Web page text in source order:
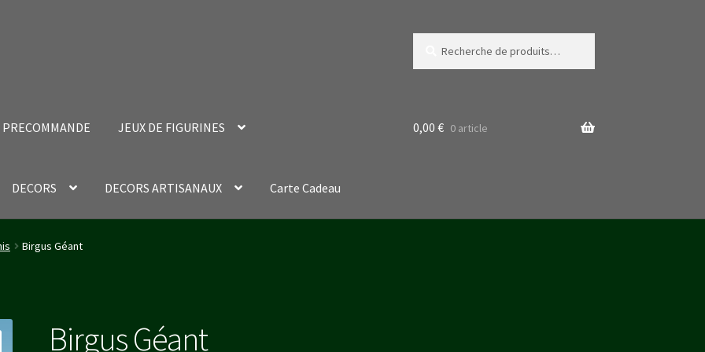
PRECOMMANDE JEUX DE FIGURINES
DECORS DECORS ARTISANAUX Carte Cadeau
Success Page
0,00 € 0 article
Birgus Géant
Birgus Géant